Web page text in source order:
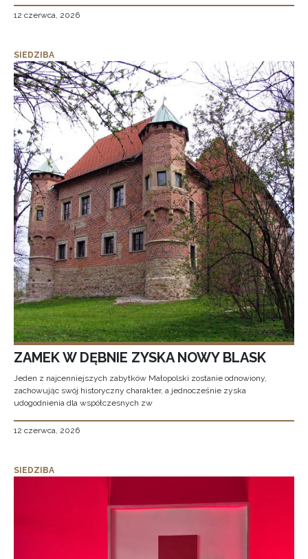
12 czerwca, 2026
SIEDZIBA
ZAMEK W DĘBNIE ZYSKA NOWY BLASK
Jeden z najcenniejszych zabytków Małopolski zostanie odnowiony,
zachowując swój historyczny charakter, a jednocześnie zyska
udogodnienia dla współczesnych zw
12 czerwca, 2026
SIEDZIBA